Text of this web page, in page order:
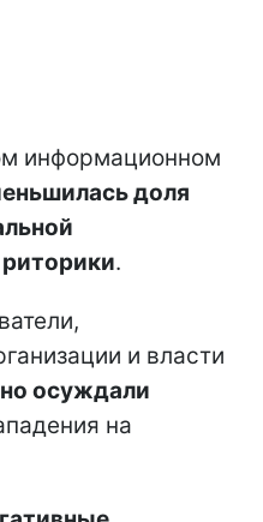
информационном
доля
.
и власти
осуждали
на